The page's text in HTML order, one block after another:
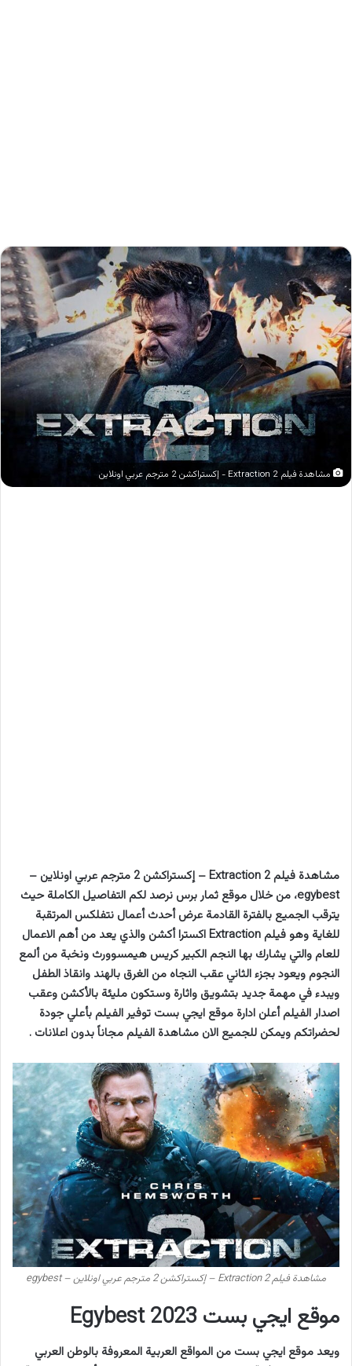
مشاهدة فيلم Extraction 2 - إكستراكشن 2 مترجم عربي اونلاين
مشاهدة فيلم Extraction 2 – إكستراكشن 2 مترجم عربي اونلاين –
egybest، من خلال موقع ثمار برس نرصد لكم التفاصيل الكاملة حيث
يترقب الجميع بالفترة القادمة عرض أحدث أعمال نتفلكس المرتقبة
للغاية وهو فيلم Extraction اكسترا أكشن والذي يعد من أهم الاعمال
للعام والتي يشارك بها النجم الكبير كريس هيمسوورث ونخبة من ألمع
النجوم ويعود بجزء الثاني عقب النجاه من الغرق بالهند وانقاذ الطفل
ويبدء في مهمة جديد بتشويق واثارة وستكون مليئة بالأكشن وعقب
اصدار الفيلم أعلن ادارة موقع ايجي بست توفير الفيلم بأعلي جودة
لحضراتكم ويمكن للجميع الان مشاهدة الفيلم مجاناً بدون اعلانات .
مشاهدة فيلم Extraction 2 – إكستراكشن 2 مترجم عربي اونلاين – egybest
موقع ايجي بست Egybest 2023
ويعد موقع ايجي بست من المواقع العربية المعروفة بالوطن العربي